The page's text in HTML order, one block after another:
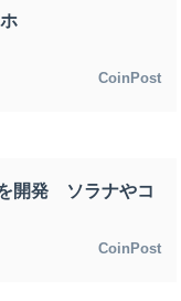
CoinPost
開発 ソラナやコ
CoinPost